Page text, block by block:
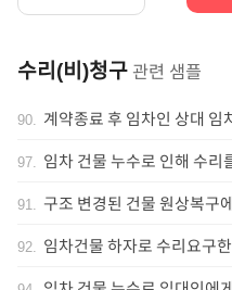
수리(비)청구 관련 샘플
90. 계약종료 후 임차인 상대
97. 임차 건물 누수로 인해 수
91. 구조 변경된 건물 원상복구
92. 임차건물 하자로 수리요구